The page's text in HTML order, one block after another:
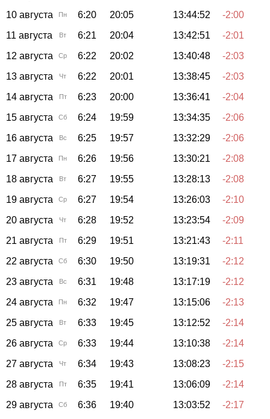
10 августа
Пн 6:20 20:05 13:44:52
-2:00
11 августа
Вт 6:21 20:04 13:42:51
-2:01
12 августа
Ср 6:22 20:02 13:40:48
-2:03
13 августа
Чт 6:22 20:01 13:38:45
-2:03
14 августа
Пт 6:23 20:00 13:36:41
-2:04
15 августа
Сб 6:24 19:59 13:34:35
-2:06
16 августа
Вс 6:25 19:57 13:32:29
-2:06
17 августа
Пн 6:26 19:56 13:30:21
-2:08
18 августа
Вт 6:27 19:55 13:28:13
-2:08
19 августа
Ср 6:27 19:54 13:26:03
-2:10
20 августа
Чт 6:28 19:52 13:23:54
-2:09
21 августа
Пт 6:29 19:51 13:21:43
-2:11
22 августа
Сб 6:30 19:50 13:19:31
-2:12
23 августа
Вс 6:31 19:48 13:17:19
-2:12
24 августа
Пн 6:32 19:47 13:15:06
-2:13
25 августа
Вт 6:33 19:45 13:12:52
-2:14
26 августа
Ср 6:33 19:44 13:10:38
-2:14
27 августа
Чт 6:34 19:43 13:08:23
-2:15
28 августа
Пт 6:35 19:41 13:06:09
-2:14
29 августа
Сб 6:36 19:40 13:03:52 -2:17